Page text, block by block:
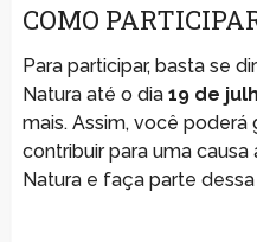
COMO
Para participar, basta se
Natura até o dia 19 de
mais. Assim, você
contribuir para uma
Natura e faça parte